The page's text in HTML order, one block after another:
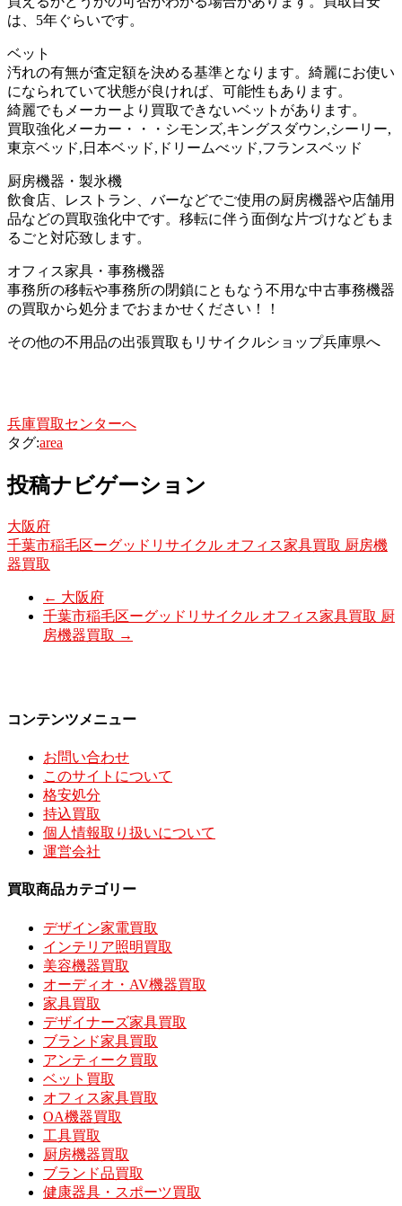
は、5年ぐらいです。
ベット
汚れの有無が査定額を決める基準となります。綺麗にお使い
になられていて状態が良ければ、可能性もあります。
綺麗でもメーカーより買取できないベットがあります。
買取強化メーカー・・・シモンズ,キングスダウン,シーリー,
東京ベッド,日本ベッド,ドリームべッド,フランスベッド
厨房機器・製氷機
飲食店、レストラン、バーなどでご使用の厨房機器や店舗用
品などの買取強化中です。移転に伴う面倒な片づけなどもま
るごと対応致します。
オフィス家具・事務機器
事務所の移転や事務所の閉鎖にともなう不用な中古事務機器
の買取から処分までおまかせください！！
その他の不用品の出張買取もリサイクルショップ兵庫県へ
兵庫買取センターへ
タグ:area
投稿ナビゲーション
大阪府
千葉市稲毛区ーグッドリサイクル オフィス家具買取 厨房機
器買取
← 大阪府
千葉市稲毛区ーグッドリサイクル オフィス家具買取 厨
房機器買取 →
コンテンツメニュー
お問い合わせ
このサイトについて
格安処分
持込買取
個人情報取り扱いについて
運営会社
買取商品カテゴリー
デザイン家電買取
インテリア照明買取
美容機器買取
オーディオ・AV機器買取
家具買取
デザイナーズ家具買取
ブランド家具買取
アンティーク買取
ベット買取
オフィス家具買取
OA機器買取
工具買取
厨房機器買取
ブランド品買取
健康器具・スポーツ買取